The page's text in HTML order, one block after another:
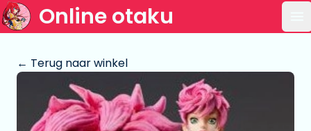
Online otaku
← Terug naar winkel